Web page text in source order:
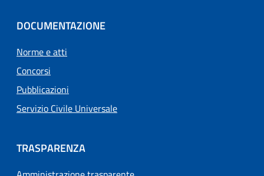
DOCUMENTAZIONE
Norme e atti
Concorsi
Pubblicazioni
Servizio Civile Universale
TRASPARENZA